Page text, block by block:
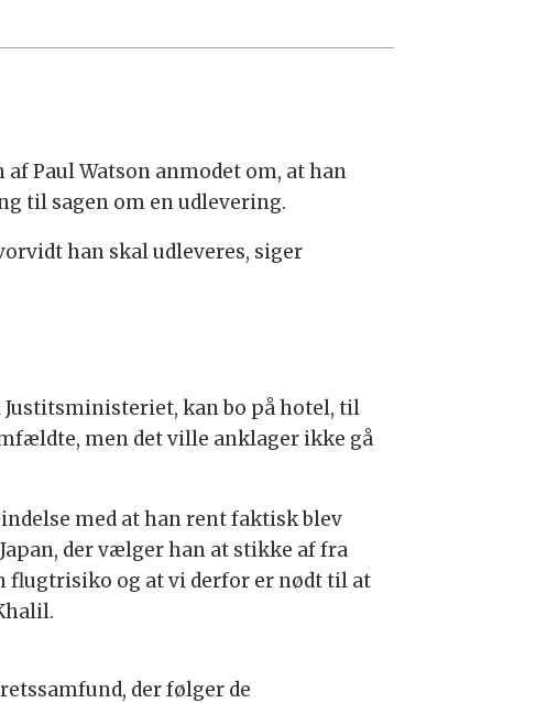
Paul Watson anmodet om, at han
til sagen om en udlevering.
han skal udleveres, siger
kan bo på hotel, til
men det ville anklager ikke gå
med at han rent faktisk blev
der vælger han at stikke af fra
flugtrisiko og at vi derfor er nødt til at
der følger de